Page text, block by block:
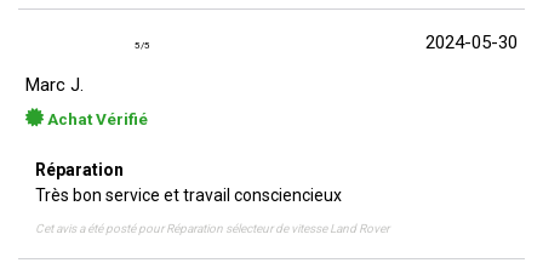
5/5
2024-05-30
Marc J.
Achat Vérifié
Réparation
Très bon service et travail consciencieux
Cet avis a été posté pourRéparation sélecteur de vitesse Land Rover